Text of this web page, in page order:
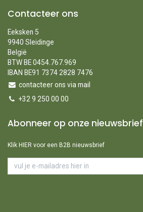
Contacteer ons
Eeksken 5
9940 Sleidinge
België
BTW BE 0454.767.969
IBAN BE91 7374 2828 7476
contacteer ons via mail
+32 9 250 00 00
Abonneer op onze nieuwsbrief
Klik HIER voor een B2B nieuwsbrief